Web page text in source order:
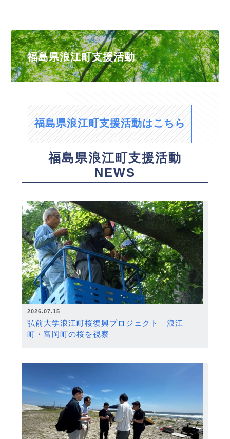
福島県浪江町支援活動
福島県浪江町支援活動はこちら
福島県浪江町支援活動
NEWS
2026.07.15
弘前大学浪江町桜復興プロジェクト 浪江
町・富岡町の桜を視察